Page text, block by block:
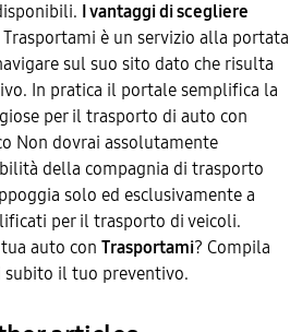
I vantaggi di scegliere
Trasportami è un servizio alla portata
sul suo sito dato che risulta
In pratica il portale semplifica la
per il trasporto di auto con
Non dovrai assolutamente
della compagnia di trasporto
solo ed esclusivamente a
per il trasporto di veicoli.
auto con Trasportami? Compila
il tuo preventivo.